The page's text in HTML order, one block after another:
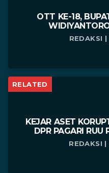
OTT KE-18,
REDAKSI
RELATED
KEJAR ASET
DPR PAGARI RUU
REDAKSI